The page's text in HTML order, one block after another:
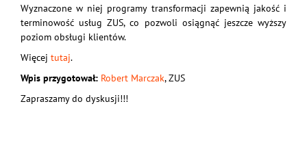
Wyznaczone w niej programy transformacji zapewnią jakość i
terminowość usług ZUS, co pozwoli osiągnąć jeszcze wyższy
poziom obsługi klientów.
Więcej tutaj.
Wpis przygotował: Robert Marczak, ZUS
Zapraszamy do dyskusji!!!